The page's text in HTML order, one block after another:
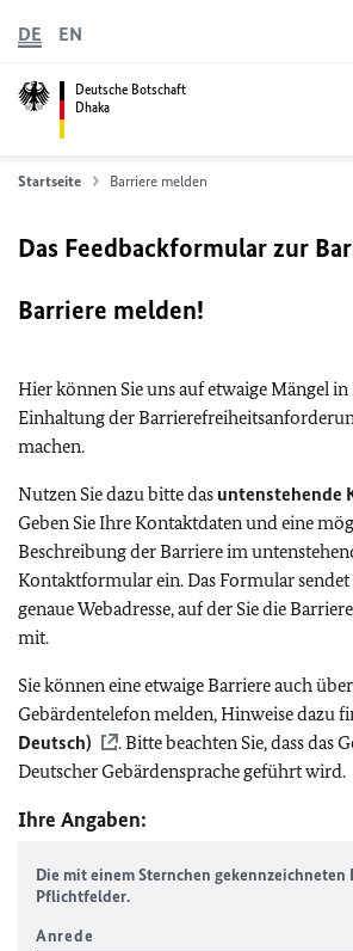
Deutsche Botschaft
Dhaka
DE EN
Startseite Barriere melden
Das Feedbackformular zur
Barriere melden!
Hier können Sie uns auf etwaige Mängel in
Einhaltung der
machen.
Nutzen Sie dazu bitte das untenstehende
Geben Sie Ihre Kontaktdaten und eine
Beschreibung der Barriere im
Kontaktformular ein. Das Formular
genaue Webadresse, auf der Sie die
mit.
Sie können eine etwaige Barriere auch
Gebärdentelefon melden, Hinweise dazu
Deutsch)
. Bitte beachten Sie, dass das
Deutscher Gebärdensprache geführt wird.
Ihre Angaben:
Die mit einem Sternchen gekennzeichneten
Pflichtfelder.
Anrede